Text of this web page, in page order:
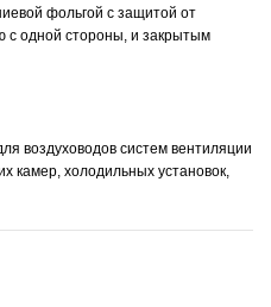
фольгой с защитой от
с одной стороны, и закрытым
воздуховодов систем вентиляции
камер, холодильных установок,